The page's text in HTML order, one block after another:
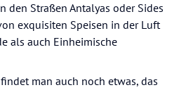
den Straßen Antalyas oder Sides
exquisiten Speisen in der Luft
als auch Einheimische
man auch noch etwas, das